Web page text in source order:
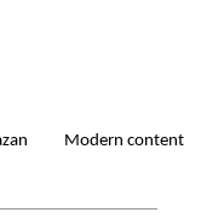
Modern content